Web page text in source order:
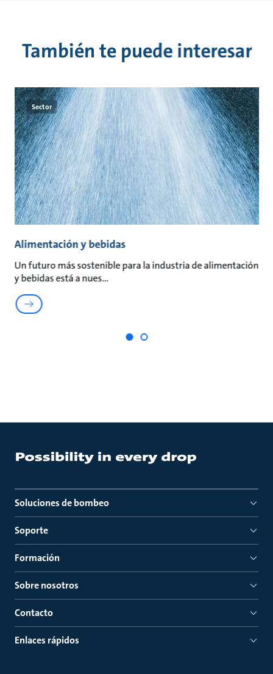
También te puede interesar
Sector
Alimentación y bebidas
Un futuro más sostenible para la industria de alimentación
y bebidas está a nues
Soluciones de bombeo
Soporte
Formación
Sobre nosotros
Contacto
Enlaces rápidos